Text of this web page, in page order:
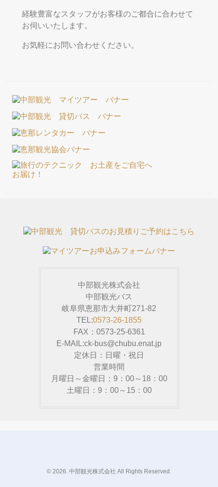
経験豊富なスタッフがお客様のご都合に合わせて
お伺いいたします。
お気軽にお問い合わせください。
中部観光株式会社
中部観光バス
岐阜県恵那市大井町271-82
TEL:0573-26-1855
FAX：0573-25-6361
E-MAIL:ck-bus@chubu.enat.jp
定休日：日曜・祝日
営業時間
月曜日～金曜日：9：00～18：00
土曜日：9：00～15：00
© 2026. 中部観光株式会社 All Rights Reserved.